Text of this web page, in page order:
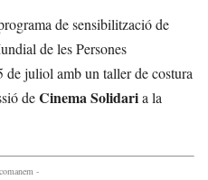
de sensibilització de
de les Persones
de juliol amb un taller de costura
deCinema Solidaria la
-